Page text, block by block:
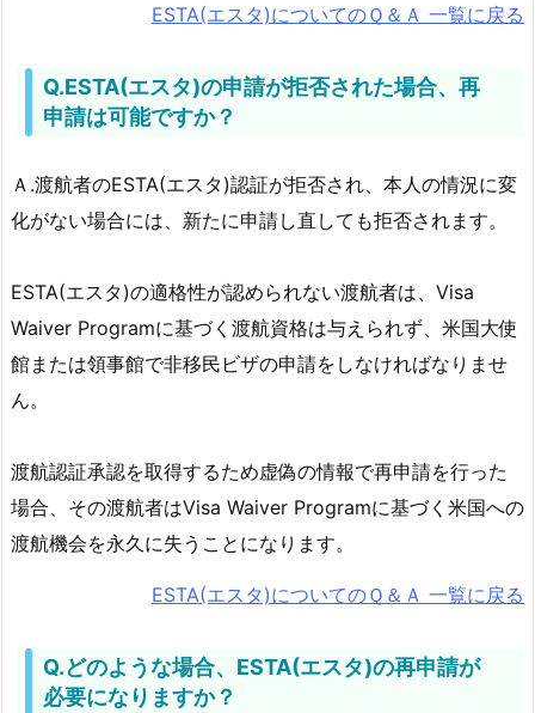
ESTA(エスタ)についてのＱ＆Ａ 一覧に戻る
Q.ESTA(エスタ)の申請が拒否された場合、再
申請は可能ですか？
Ａ.渡航者のESTA(エスタ)認証が拒否され、本人の情況に変
化がない場合には、新たに申請し直しても拒否されます。
ESTA(エスタ)の適格性が認められない渡航者は、Visa
Waiver Programに基づく渡航資格は与えられず、米国大使
館または領事館で非移民ビザの申請をしなければなりませ
ん。
渡航認証承認を取得するため虚偽の情報で再申請を行った
場合、その渡航者はVisa Waiver Programに基づく米国への
渡航機会を永久に失うことになります。
ESTA(エスタ)についてのＱ＆Ａ 一覧に戻る
Q.どのような場合、ESTA(エスタ)の再申請が
必要になりますか？